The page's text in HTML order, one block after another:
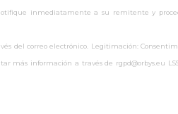
inmediatamente a su remitente y
del correo electrónico. Legitimación:
más información a través de rgpd@orbys.eu